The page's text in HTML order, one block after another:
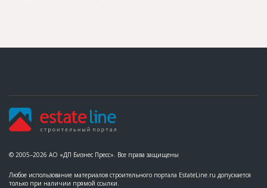
© 2005–2026 АО «ДП Бизнес Пресс». Все права защищены
Любое использование материалов строительного портала EstateLine.ru допускается
только при наличии прямой ссылки.